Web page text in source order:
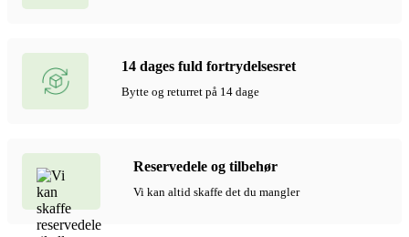
14 dages fuld fortrydelsesret
Bytte og returret på 14 dage
Reservedele og tilbehør
Vi kan altid skaffe det du mangler